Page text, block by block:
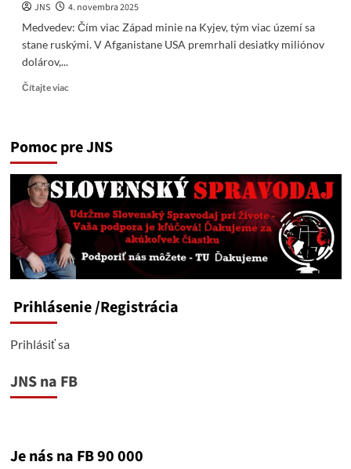
JNS
4. novembra 2025
Medvedev: Čím viac Západ minie na Kyjev, tým viac území sa
stane ruskými. V Afganistane USA premrhali desiatky miliónov
dolárov,...
Čítajte viacRead
Čím
Západ
minie
Kyjev,
tým
viac
území
sa
ruskými.
Pomoc pre JNS
Prihlásenie/Registrácia
Prihlásiť sa
JNS na FB
Je nás na FB 90 000